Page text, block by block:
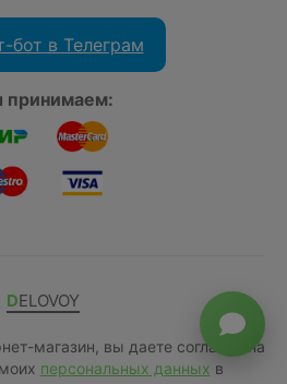
бот в Телеграм
DELOVOY
магазин, вы даете согласие на
персональных данных в